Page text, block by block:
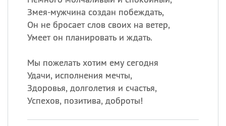
Змея-мужчина создан побеждать,
Он не бросает слов своих на ветер,
Умеет он планировать и ждать.
Мы пожелать хотим ему сегодня
Удачи, исполнения мечты,
Здоровья, долголетия и счастья,
Успехов, позитива, доброты!